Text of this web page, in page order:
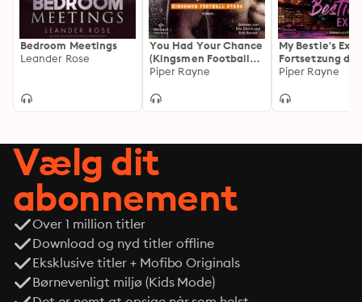
Bedroom Meetings
Leander Rose
You Had Your Chance
(Kingsmen Football
Stars 1): Der Auftakt
Sports-Romance-
Piper Rayne
My Bestie's Ex:
Fortsetzung der
White-Collar-
Piper Rayne
Vælg dit
abonnement
Over 1 million titler
Download og nyd titler offline
Eksklusive titler + Mofibo Originals
Børnevenligt miljø (Kids Mode)